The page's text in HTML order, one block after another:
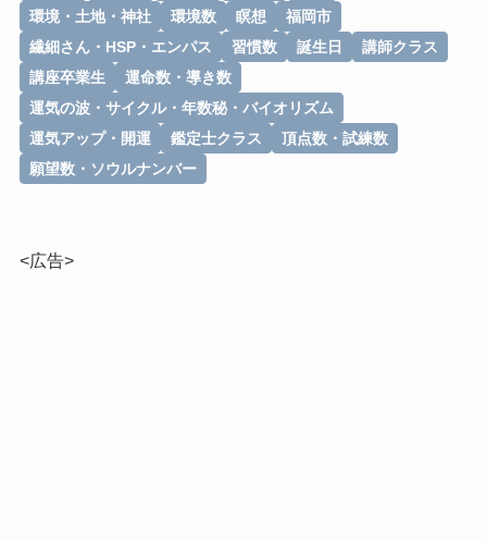
環境・土地・神社 環境数 瞑想
福岡市
繊細さん・HSP・エンパス
習慣数 誕生日
講師クラス
講座卒業生
運命数・導き数
運気の波・サイクル・年数秘・バイオリズム
運気アップ・開運
鑑定士クラス
頂点数・試練数
願望数・ソウルナンバー
<広告>